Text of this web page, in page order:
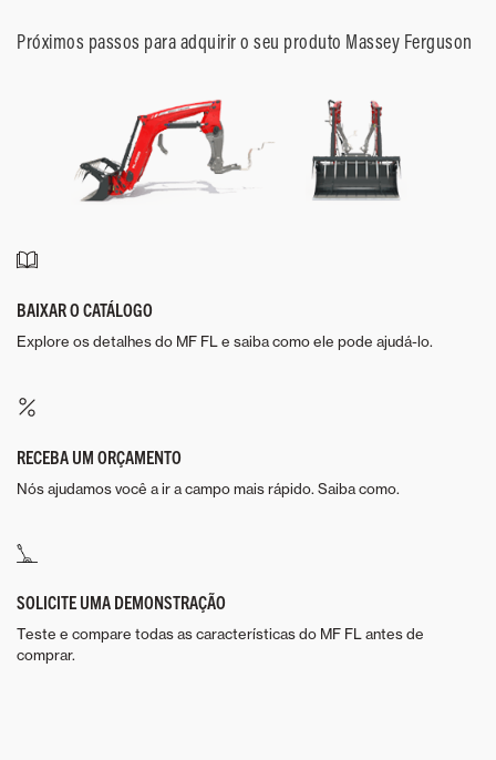
Próximos passos para adquirir o seu produto Massey Ferguson
BAIXAR O CATÁLOGO
Explore os detalhes do MF FL e saiba como ele pode ajudá-lo.
RECEBA UM ORÇAMENTO
Nós ajudamos você a ir a campo mais rápido. Saiba como.
SOLICITE UMA DEMONSTRAÇÃO
Teste e compare todas as características do MF FL antes de
comprar.